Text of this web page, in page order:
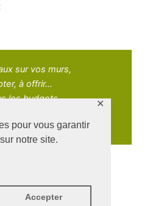
pour vous garantir
notre site.
Accepter
✕
sur vos murs,
à offrir...
les budgets.